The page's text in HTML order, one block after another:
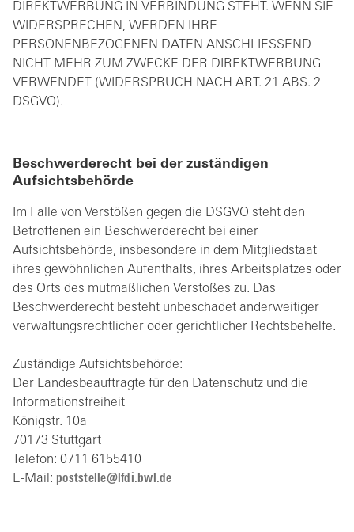
DIREKTWERBUNG IN VERBINDUNG STEHT. WENN SIE
WIDERSPRECHEN, WERDEN IHRE
PERSONENBEZOGENEN DATEN ANSCHLIESSEND
NICHT MEHR ZUM ZWECKE DER DIREKTWERBUNG
VERWENDET (WIDERSPRUCH NACH ART. 21 ABS. 2
DSGVO).
Beschwerderecht bei der zuständigen
Aufsichtsbehörde
Im Falle von Verstößen gegen die DSGVO steht den
Betroffenen ein Beschwerderecht bei einer
Aufsichtsbehörde, insbesondere in dem Mitgliedstaat
ihres gewöhnlichen Aufenthalts, ihres Arbeitsplatzes oder
des Orts des mutmaßlichen Verstoßes zu. Das
Beschwerderecht besteht unbeschadet anderweitiger
verwaltungsrechtlicher oder gerichtlicher Rechtsbehelfe.
Zuständige Aufsichtsbehörde:
Der Landesbeauftragte für den Datenschutz und die
Informationsfreiheit
Königstr. 10a
70173 Stuttgart
Telefon: 0711 6155410
E-Mail: p stst ll lfd bwl d